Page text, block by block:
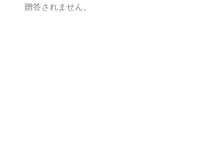
贈答されません。